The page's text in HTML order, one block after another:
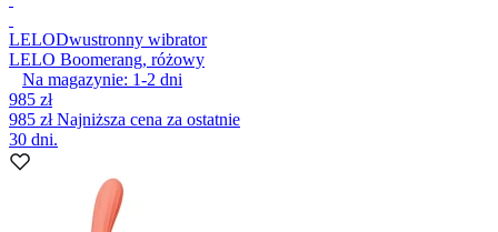
LELODwustronny wibrator
LELO Boomerang, różowy
Na magazynie: 1-2 dni
985 zł
985 złNajniższa cena za ostatnie
30 dni.